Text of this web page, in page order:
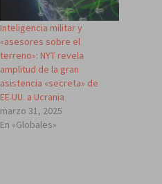
Inteligencia militar y
«asesores sobre el
terreno»: NYT revela
amplitud de la gran
asistencia «secreta» de
EE.UU. a Ucrania
marzo 31, 2025
En «Globales»